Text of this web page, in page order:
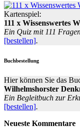
Kartenspiel:
111 x Wissenswertes
Ein Quiz mit 111
[bestellen].
Buchbestellung
Hier können Sie das
Wilhelmshorster
Ein Begleitbuch zur
[bestellen].
Neueste Kommentare